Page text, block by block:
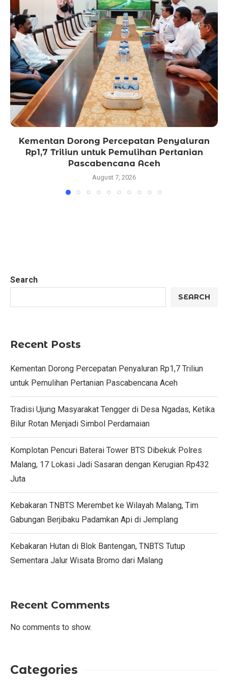
Kementan Dorong Percepatan Penyaluran
Rp1,7 Triliun untuk Pemulihan Pertanian
Pascabencana Aceh
August 7, 2026
Search
SEARCH
Recent Posts
Kementan Dorong Percepatan Penyaluran Rp1,7 Triliun
untuk Pemulihan Pertanian Pascabencana Aceh
Tradisi Ujung Masyarakat Tengger di Desa Ngadas, Ketika
Bilur Rotan Menjadi Simbol Perdamaian
Komplotan Pencuri Baterai Tower BTS Dibekuk Polres
Malang, 17 Lokasi Jadi Sasaran dengan Kerugian Rp432
Juta
Kebakaran TNBTS Merembet ke Wilayah Malang, Tim
Gabungan Berjibaku Padamkan Api di Jemplang
Kebakaran Hutan di Blok Bantengan, TNBTS Tutup
Sementara Jalur Wisata Bromo dari Malang
Recent Comments
No comments to show.
Categories